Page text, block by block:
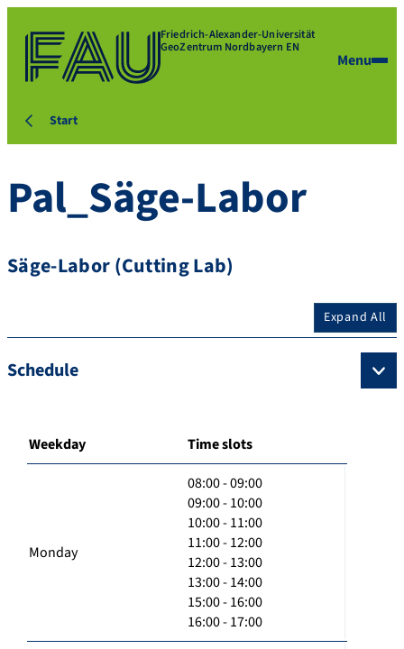
Friedrich-Alexander-Universität
GeoZentrum Nordbayern EN
Menu
Start
Pal_Säge-Labor
Säge-Labor (Cutting Lab)
Expand All
Schedule
Weekday Time slots
Monday
08:00 - 09:00
09:00 - 10:00
10:00 - 11:00
11:00 - 12:00
12:00 - 13:00
13:00 - 14:00
15:00 - 16:00
16:00 - 17:00